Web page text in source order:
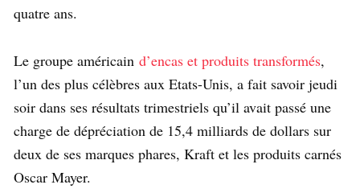
quatre ans.
Le groupe américain d’encas et produits transformés,
l’un des plus célèbres aux Etats-Unis, a fait savoir jeudi
soir dans ses résultats trimestriels qu’il avait passé une
charge de dépréciation de 15,4 milliards de dollars sur
deux de ses marques phares, Kraft et les produits carnés
Oscar Mayer.